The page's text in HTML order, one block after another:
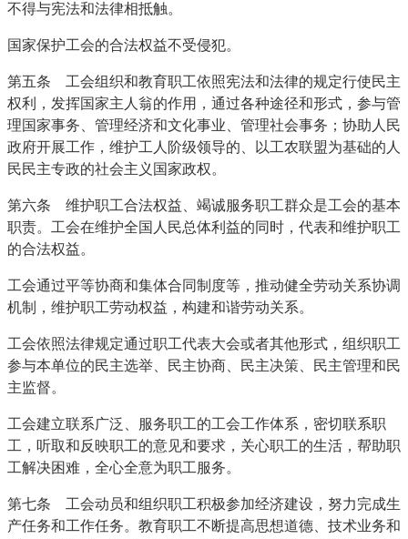
不得与宪法和法律相抵触。
国家保护工会的合法权益不受侵犯。
第五条 工会组织和教育职工依照宪法和法律的规定行使民主
权利，发挥国家主人翁的作用，通过各种途径和形式，参与管
理国家事务、管理经济和文化事业、管理社会事务；协助人民
政府开展工作，维护工人阶级领导的、以工农联盟为基础的人
民民主专政的社会主义国家政权。
第六条 维护职工合法权益、竭诚服务职工群众是工会的基本
职责。工会在维护全国人民总体利益的同时，代表和维护职工
的合法权益。
工会通过平等协商和集体合同制度等，推动健全劳动关系协调
机制，维护职工劳动权益，构建和谐劳动关系。
工会依照法律规定通过职工代表大会或者其他形式，组织职工
参与本单位的民主选举、民主协商、民主决策、民主管理和民
主监督。
工会建立联系广泛、服务职工的工会工作体系，密切联系职
工，听取和反映职工的意见和要求，关心职工的生活，帮助职
工解决困难，全心全意为职工服务。
第七条 工会动员和组织职工积极参加经济建设，努力完成生
产任务和工作任务。教育职工不断提高思想道德、技术业务和